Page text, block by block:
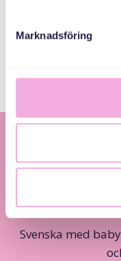
Marknadsföring
Svenska med